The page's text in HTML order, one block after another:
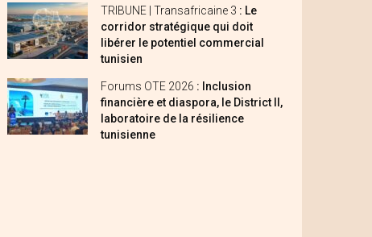
TRIBUNE | Transafricaine 3 : Le
corridor stratégique qui doit
libérer le potentiel commercial
tunisien
Forums OTE 2026 : Inclusion
financière et diaspora, le District II,
laboratoire de la résilience
tunisienne